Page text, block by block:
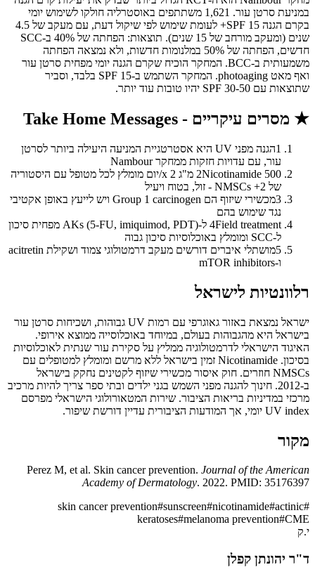
במניעת סרטן עור. 1,621 משתתפים באוסטרליה חולקו לשימוש יומי
בקרם הגנה SPF 15+ לעומת שימוש לפי שיקול דעת, עם מעקב של 4.5
שנים (ומעקב מורחב של 15 שנים). תוצאות: הפחתה של 40% ב-SCC
חדשים, הפחתה של 50% במלנומות חדשות, ולא נמצאה הפחתה
משמעותית ב-BCC. המחקר הוכיח שקרם הגנה יומי מפחית סרטן עור
ואף מאט photoaging. המחקר השתמש ב-SPF 15 בלבד, וסביר
שתוצאות עם SPF 30-50 יהיו טובות עוד יותר.
★ מסרים עיקריים - Take Home Messages
1
הגנה מפני UV היא אסטרטגיית המניעה היעילה ביותר לסרטן
עור, עם עדויות חזקות ממחקר Nambour
2
Nicotinamide 500 מ"ג x 2/יום מומלץ לכל מטופל עם היסטוריה
של 2+ NMSCs - זול, בטוח ויעיל
3
מכשירי שיזוף הם Group 1 carcinogen ויש לייעץ באופן אקטיבי
נגד שימוש בהם
4
Field treatment ל-AKs (5-FU, imiquimod, PDT) מפחית סיכון
ל-SCC ומומלץ באוכלוסיות סיכון גבוה
5
מושתלי איברים דורשים מעקב דרמטולוגי צמוד ושקילת acitretin
ו-mTOR inhibitors
רלוונטיות לישראל
ישראל נמצאת באזור גאוגרפי עם רמות UV גבוהות, ושכיחות סרטן עור
בישראל היא מהגבוהות בעולם, במיוחד באוכלוסייה ממוצא אירופי.
האיגוד הישראלי לדרמטולוגיה ממליץ על סקירת עור שנתית לאוכלוסיות
בסיכון. Nicotinamide זמין בישראל ללא מרשם ומומלץ למטופלים עם
NMSCs חוזרים. חוק איסור מכשירי שיזוף לקטינים נחקק בישראל
ב-2012. חינוך להגנה מפני השמש בגני ילדים ובתי ספר צריך להיות מרכיב
מרכזי במדיניות בריאות הציבור. שירות המטאורולוגי הישראלי מפרסם
UV index יומי, אך המודעות הציבורית עדיין דורשת שיפור.
מקור
Perez M, et al. Skin cancer prevention. Journal of the American
Academy of Dermatology. 2022. PMID: 35176397
#
skin cancer prevention#sunscreen#nicotinamide#actinic
keratoses#melanoma prevention#CME
י.ק
ד"ר יהונתן קפלן